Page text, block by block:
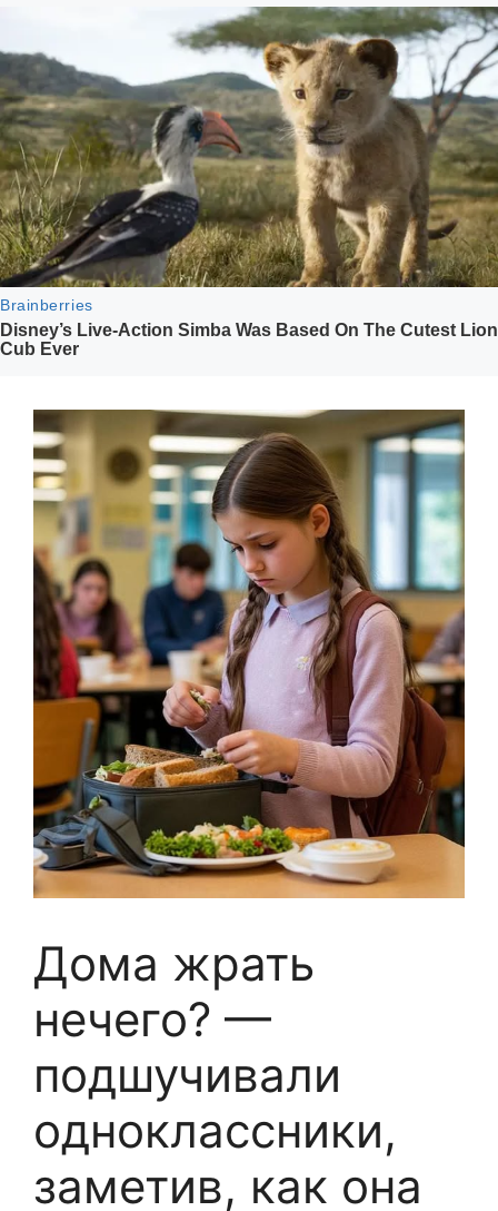
Дома жрать
нечего? —
подшучивали
одноклассники,
заметив, как она